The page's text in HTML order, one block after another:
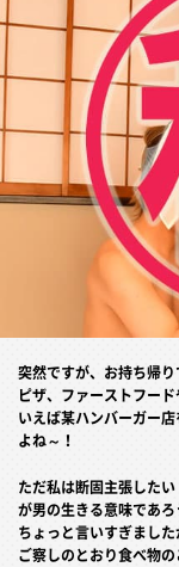
突然ですが、お持ち帰り
ピザ、ファーストフー
いえば某ハンバーガー
よね～！
ただ私は断固主張した
が男の生きる意味であろ
ちょっと言いすぎまし
ご察しのとおり食べ物